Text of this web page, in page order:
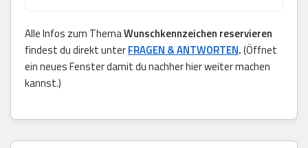
Alle Infos zum ThemaWunschkennzeichen reservieren
findest du direkt unterFRAGEN & ANTWORTEN.(Öffnet
ein neues Fenster damit du nachher hier weiter machen
kannst.)